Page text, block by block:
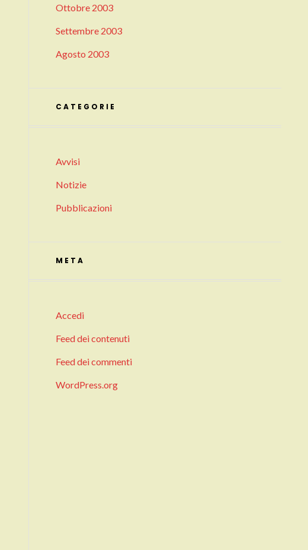
Ottobre 2003
Settembre 2003
Agosto 2003
CATEGORIE
Avvisi
Notizie
Pubblicazioni
META
Accedi
Feed dei contenuti
Feed dei commenti
WordPress.org